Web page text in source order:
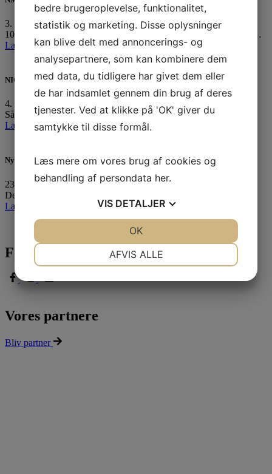
3. august 2026
10 af vores ungdomssejlere er netop hjemvendt fra Nordic Youth…
Læs mere »
NIOR sejlerret uge 33
4. august 2026
Så er vi igen klar med ugens sejlerret til uge 33:…
Læs mere »
Ny forpagter for vores fantastiske klubhus
23. juli 2026
Det er med stor fornøjelse og også en vis portion…
Læs mere »
Følg med
Vores partnere
Bliv partner
bedre brugeroplevelse, funktionalitet,
statistik og marketing. Disse oplysninger
kan blive delt med annoncerings- og
analysepartnere, som kan kombinere dem
med data, du tidligere har givet dem eller
de har indsamlet gennem din brug af deres
tjenester. Ved at klikke på 'OK' giver du
samtykke til disse formål.
Læs mere om vores brug af cookies og
behandling af persondata her.
VIS DETALJER
AFVIS ALLE
OK